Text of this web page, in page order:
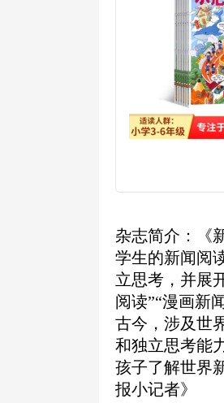
杂志简介：《
学生的新闻阅
立思考，并展
阅读”“漫画新
古今，涉及世
和独立思考能
孩子了解世界
报小记者》